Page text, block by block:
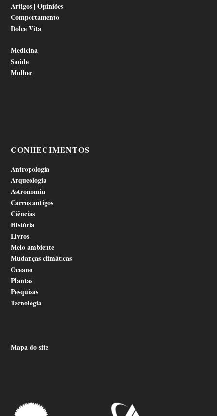
Artigos | Opiniões
Comportamento
Dolce Vita
Medicina
Saúde
Mulher
CONHECIMENTOS
Antropologia
Arqueologia
Astronomia
Carros antigos
Ciências
História
Livros
Meio ambiente
Mudanças climáticas
Oceano
Plantas
Pesquisas
Tecnologia
Mapa do site